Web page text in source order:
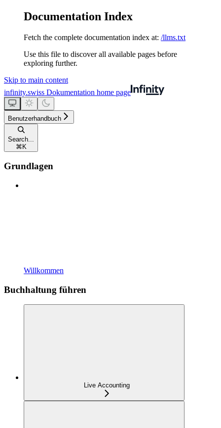
Documentation Index
Fetch the complete documentation index at: /llms.txt
Use this file to discover all available pages before
exploring further.
Skip to main content
infinity.swiss Dokumentation home page
Benutzerhandbuch
Search...
⌘K
Grundlagen
Willkommen
Buchhaltung führen
Live Accounting